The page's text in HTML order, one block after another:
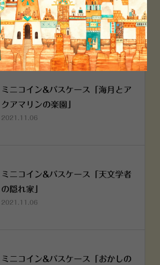
空想街雑貨店《吉祥寺本店》４月２
５日OPEN!
2022.03.29
ミニコイン&パスケース「海月とア
クアマリンの楽園」
2021.11.06
ミニコイン&パスケース「天文学者
の隠れ家」
2021.11.06
ミニコイン&パスケース「おかしの